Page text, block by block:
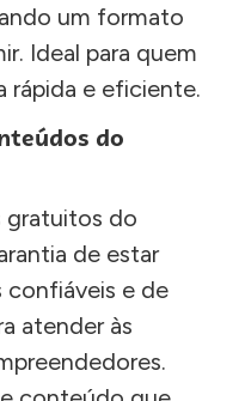
um formato
Ideal para quem
rápida e eficiente.
do
gratuitos do
de estar
e de
atender às